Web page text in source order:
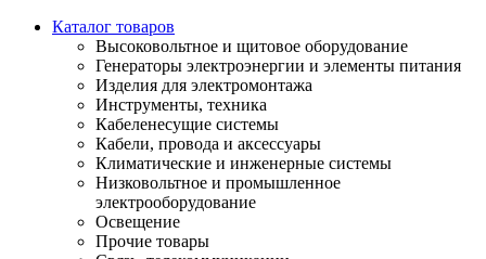
Каталог товаров
Высоковольтное и щитовое оборудование
Генераторы электроэнергии и элементы питания
Изделия для электромонтажа
Инструменты, техника
Кабеленесущие системы
Кабели, провода и аксессуары
Климатические и инженерные системы
Низковольтное и промышленное
электрооборудование
Освещение
Прочие товары